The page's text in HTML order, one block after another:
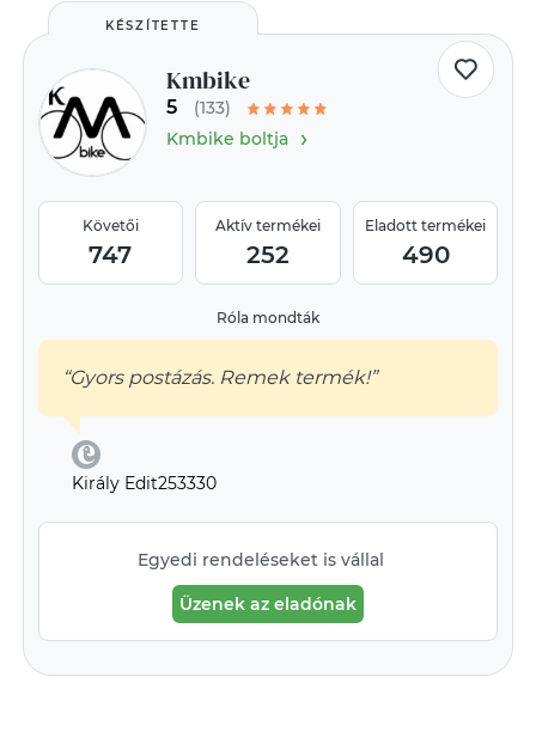
KÉSZÍTETTE
Kmbike
5
(133)
Kmbike boltja›
Követői
747
Aktív termékei
252
Eladott termékei
490
Róla mondták
“Gyors postázás. Remek termék!”
Király Edit253330
Egyedi rendeléseket is vállal
Üzenek az eladónak